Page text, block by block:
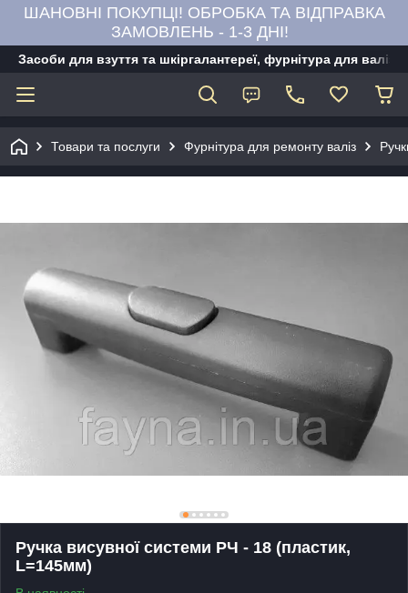
ШАНОВНІ ПОКУПЦІ! ОБРОБКА ТА ВІДПРАВКА
ЗАМОВЛЕНЬ - 1-3 ДНІ!
Засоби для взуття та шкіргалантереї, фурнітура для
Товари та послуги Фурнітура для ремонту валіз
Ручка висувної системи РЧ - 18 (пластик,
L=145мм)